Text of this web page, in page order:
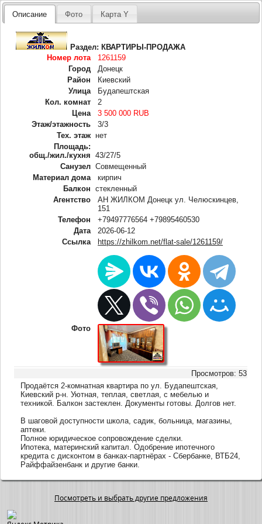
Описание Фото Карта Y
Раздел:КВАРТИРЫ-ПРОДАЖА
Номер лота
1261159
Город
Донецк
Район
Киевский
Улица
Будапештская
Кол. комнат
2
Цена
3 500 000 RUB
Этаж/этажность
3/3
Тех. этаж нет
Площадь:
общ./жил./кухня
43/27/5
Санузел Совмещенный
Материал дома
кирпич
Балкон
стекленный
Агентство
АН ЖИЛКОМ Донецк ул. Челюскинцев,
151
Телефон
+79497776564 +79895460530
Дата
2026-06-12
Ссылка
https://zhilkom.net/flat-sale/1261159/
Фото
Просмотров: 53
Продаётся 2-комнатная квартира по ул. Будапештская,
Киевский р-н. Уютная, теплая, светлая, с мебелью и
техникой. Балкон застеклен. Документы готовы. Долгов нет.
В шаговой доступности школа, садик, больница, магазины,
аптеки.
Полное юридическое сопровождение сделки.
Ипотека, материнский капитал. Одобрение ипотечного
кредита с дисконтом в банках-партнёрах - Сбербанке, ВТБ24,
Райффайзенбанк и другие банки.
Посмотреть и выбрать другие предложения